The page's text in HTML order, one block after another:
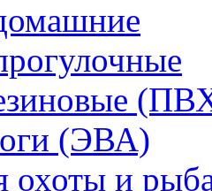
(ЭВА)
охоты и